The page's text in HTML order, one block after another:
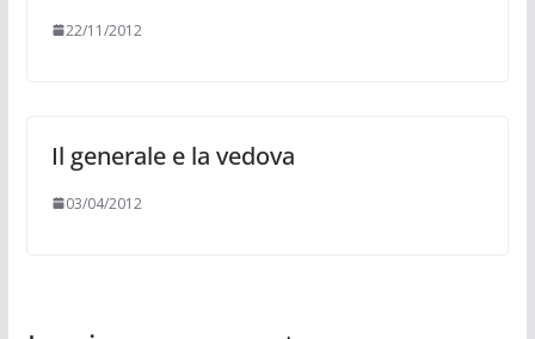
22/11/2012
Il generale e la vedova
03/04/2012